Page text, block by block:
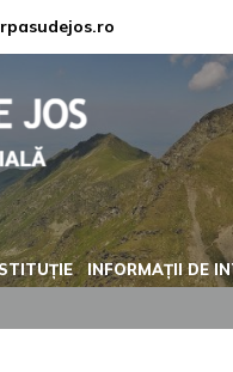
INFORMAȚII DE